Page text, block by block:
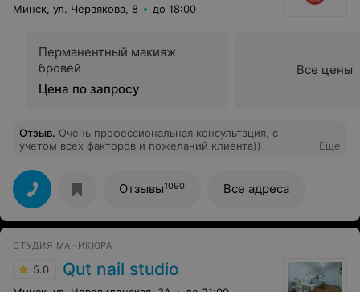
Минск, ул. Червякова, 8 до 18:00
Перманентный макияж
бровей
Цена по запросу
Все цены
Отзыв. Очень профессиональная консультация, с
учетом всех факторов и пожеланий клиента))
Еще
Отзывы1090 Все адреса
СТУДИЯ МАНИКЮРА
5.0 Qut nail studio